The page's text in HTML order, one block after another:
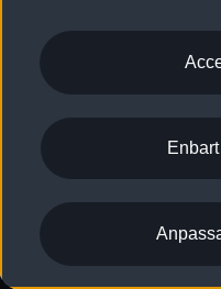
2G/3G nätet stängs
Nyhetsbrev
Vårt hållbarhetsarbete
Lediga tjänster
Lediga tjänster hos
Kommentar till
Anpassa inställningar
Visselblåsarkanaler